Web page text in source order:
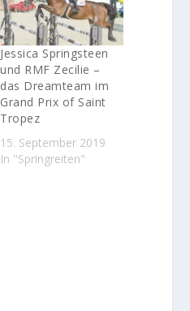
Jessica Springsteen
und RMF Zecilie –
das Dreamteam im
Grand Prix of Saint
Tropez
15. September 2019
In "Springreiten"